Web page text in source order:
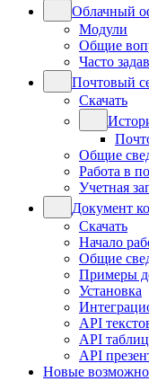
Облачный
Модули
Общие
Часто
Почтовый
Скачать
Общие
Работа в
Учетная
Документ
Скачать
Начало
Общие
Примеры
Установка
API
API таблиц
API
Новые